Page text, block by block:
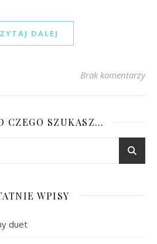
DALEJ
Brak komentarzy
CZEGO SZUKASZ…
WPISY
duet